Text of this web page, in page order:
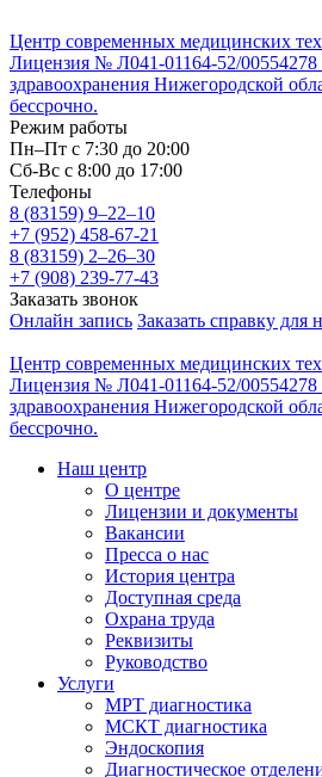
Центр современных медицинских
Лицензия № Л041-01164-52/
здравоохранения Нижегородской
бессрочно.
Режим работы
Пн–Пт с 7:30 до 20:00
Cб-Вс с 8:00 до 17:00
Телефоны
8 (83159) 9–22–10
+7 (952) 458-67-21
8 (83159) 2–26–30
+7 (908) 239-77-43
Заказать звонок
Онлайн запись Заказать справку для
Центр современных медицинских
Лицензия № Л041-01164-52/
здравоохранения Нижегородской
бессрочно.
Наш центр
О центре
Лицензии и документы
Вакансии
Пресса о нас
История центра
Доступная среда
Охрана труда
Реквизиты
Руководство
Услуги
МРТ диагностика
МСКТ диагностика
Эндоскопия
Диагностическое